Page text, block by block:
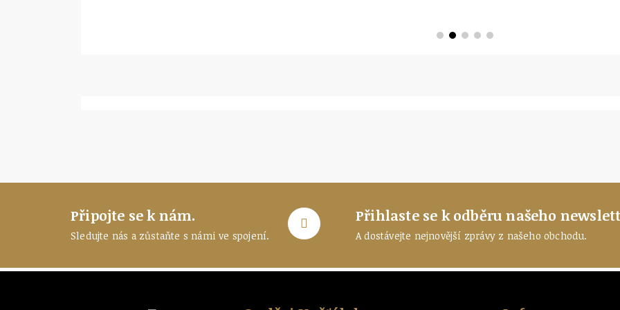
Připojte se k nám.
Sledujte nás a zůstaňte s námi ve spojení.
Přihlaste se k odběru našeho
A dostávejte nejnovější zprávy z našeho obchodu.